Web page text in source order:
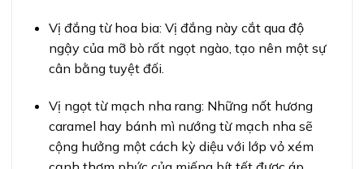
Vị đắng từ hoa bia: Vị đắng này cắt qua độ
ngậy của mỡ bò rất ngọt ngào, tạo nên một sự
cân bằng tuyệt đối.
Vị ngọt từ mạch nha rang: Những nốt hương
caramel hay bánh mì nướng từ mạch nha sẽ
cộng hưởng một cách kỳ diệu với lớp vỏ xém